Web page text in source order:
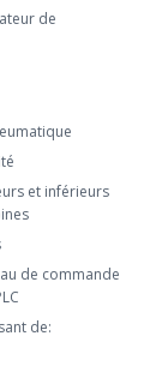
de
et inférieurs
de commande
de: